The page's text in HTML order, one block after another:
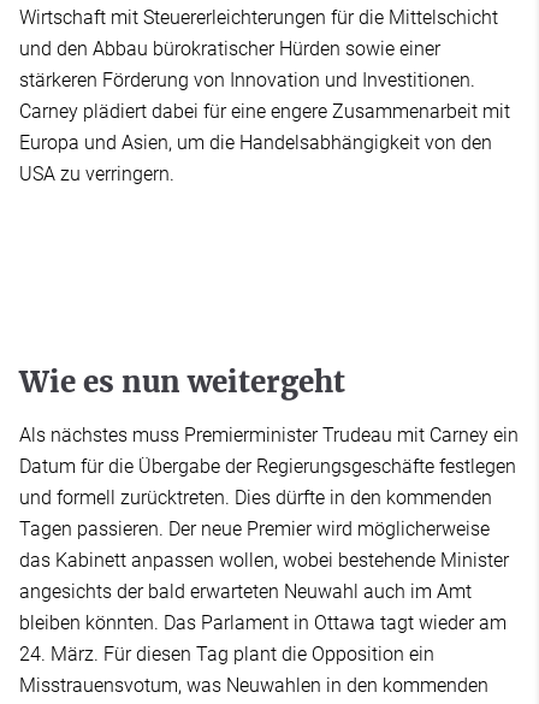
Wirtschaft mit Steuererleichterungen für die Mittelschicht
und den Abbau bürokratischer Hürden sowie einer
stärkeren Förderung von Innovation und Investitionen.
Carney plädiert dabei für eine engere Zusammenarbeit mit
Europa und Asien, um die Handelsabhängigkeit von den
USA zu verringern.
Wie es nun weitergeht
Als nächstes muss Premierminister Trudeau mit Carney ein
Datum für die Übergabe der Regierungsgeschäfte festlegen
und formell zurücktreten. Dies dürfte in den kommenden
Tagen passieren. Der neue Premier wird möglicherweise
das Kabinett anpassen wollen, wobei bestehende Minister
angesichts der bald erwarteten Neuwahl auch im Amt
bleiben könnten. Das Parlament in Ottawa tagt wieder am
24. März. Für diesen Tag plant die Opposition ein
Misstrauensvotum, was Neuwahlen in den kommenden